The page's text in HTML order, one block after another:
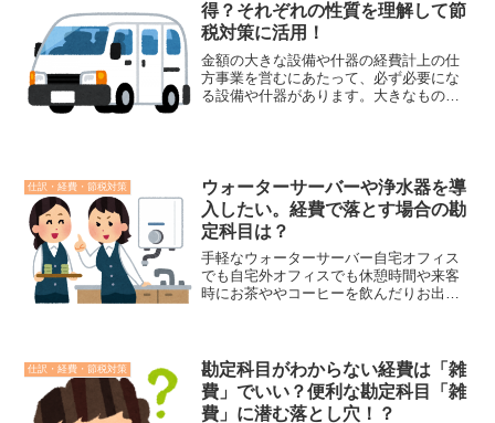
得？それぞれの性質を理解して節
税対策に活用！
金額の大きな設備や什器の経費計上の仕
方事業を営むにあたって、必ず必要にな
る設備や什器があります。大きなものに
仕訳・経費・節税対策
ウォーターサーバーや浄水器を導
入したい。経費で落とす場合の勘
定科目は？
手軽なウォーターサーバー自宅オフィス
でも自宅外オフィスでも休憩時間や来客
時にお茶ややコーヒーを飲んだりお出し
りにできるのがレンタルの...
仕訳・経費・節税対策
勘定科目がわからない経費は「雑
費」でいい？便利な勘定科目「雑
費」に潜む落とし穴！？